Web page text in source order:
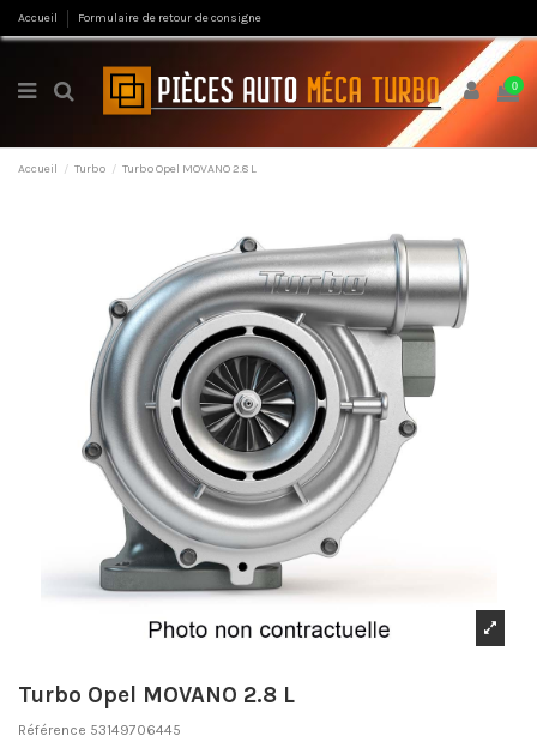
Accueil Formulaire de retour de consigne
0
Accueil Turbo Turbo Opel MOVANO 2.8 L
Turbo Opel MOVANO 2.8 L
Référence 53149706445